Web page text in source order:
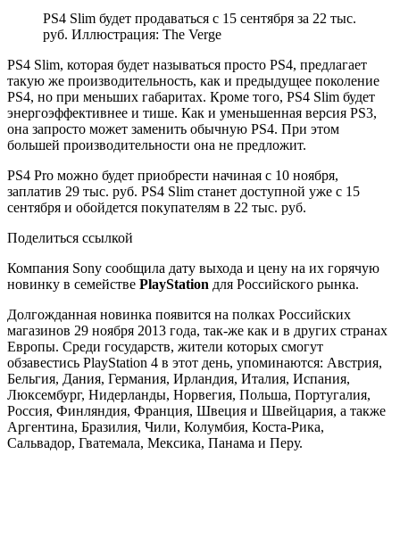
PS4 Slim будет продаваться с 15 сентября за 22 тыс.
руб. Иллюстрация: The Verge
PS4 Slim, которая будет называться просто PS4, предлагает
такую же производительность, как и предыдущее поколение
PS4, но при меньших габаритах. Кроме того, PS4 Slim будет
энергоэффективнее и тише. Как и уменьшенная версия PS3,
она запросто может заменить обычную PS4. При этом
большей производительности она не предложит.
PS4 Pro можно будет приобрести начиная с 10 ноября,
заплатив 29 тыс. руб. PS4 Slim станет доступной уже с 15
сентября и обойдется покупателям в 22 тыс. руб.
Поделиться ссылкой
Компания Sony сообщила дату выхода и цену на их горячую
новинку в семействе PlayStation для Российского рынка.
Долгожданная новинка появится на полках Российских
магазинов 29 ноября 2013 года, так-же как и в других странах
Европы. Среди государств, жители которых смогут
обзавестись PlayStation 4 в этот день, упоминаются: Австрия,
Бельгия, Дания, Германия, Ирландия, Италия, Испания,
Люксембург, Нидерланды, Норвегия, Польша, Португалия,
Россия, Финляндия, Франция, Швеция и Швейцария, а также
Аргентина, Бразилия, Чили, Колумбия, Коста-Рика,
Сальвадор, Гватемала, Мексика, Панама и Перу.